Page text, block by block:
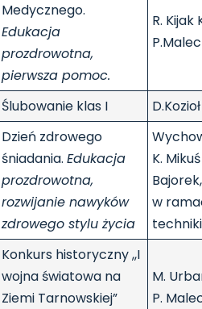
Medycznego.
Edukacja
prozdrowotna,
pierwsza pomoc.
R. Kijak
P.Malec
Ślubowanie klas I
Dzień zdrowego
śniadania. Edukacja
prozdrowotna,
rozwijanie nawyków
zdrowego stylu życia
K. Mikuś
w
Konkurs historyczny ,,I
wojna światowa na
Ziemi Tarnowskiej”
M.
P.